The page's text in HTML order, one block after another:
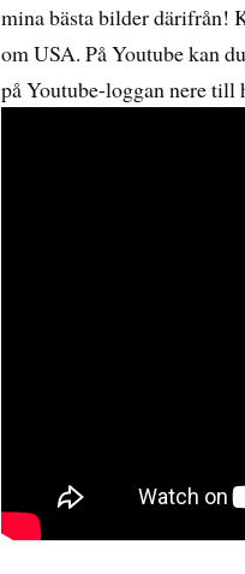
mina bästa bilder därifrån!
om USA. På Youtube kan
på Youtube-loggan nere till